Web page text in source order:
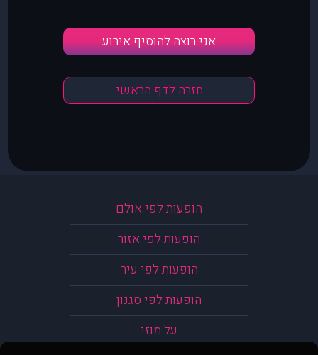
אני רוצה להוסיף אירוע
חזרה לדף הראשי
הופעות לפי אולם
הופעות לפי אזור
הופעות לפי עיר
הופעות לפי סגנון
על מוזי